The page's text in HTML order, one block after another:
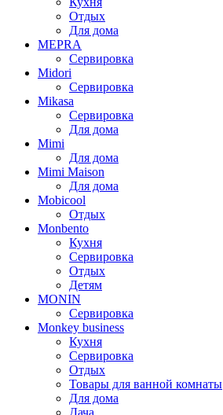
Отдых
Для дома
MEPRA
Сервировка
Midori
Сервировка
Mikasa
Сервировка
Для дома
Mimi
Для дома
Mimi Maison
Для дома
Mobicool
Отдых
Monbento
Кухня
Сервировка
Отдых
Детям
MONIN
Сервировка
Monkey business
Кухня
Сервировка
Отдых
Товары для ванной комнаты
Для дома